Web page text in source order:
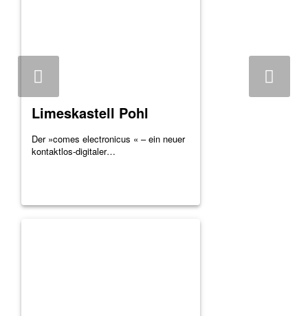
Limeskastell Pohl
Der »comes electronicus « – ein neuer
kontaktlos-digitaler…